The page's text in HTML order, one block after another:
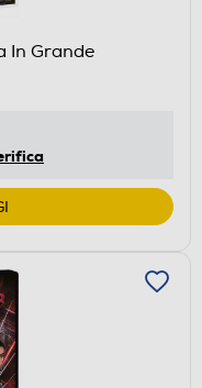
In Grande